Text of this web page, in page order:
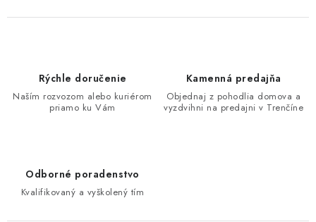
Rýchle doručenie
Naším rozvozom alebo kuriérom
priamo ku Vám
Kamenná predajňa
Objednaj z pohodlia domova a
vyzdvihni na predajni v Trenčíne
Odborné poradenstvo
Kvalifikovaný a vyškolený tím